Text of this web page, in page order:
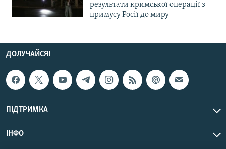
результати кримської операції з
примусу Росії до миру
ДОЛУЧАЙСЯ!
ПІДТРИМКА
ІНФО